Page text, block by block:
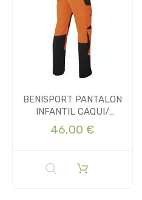
BENISPORT PANTALON
INFANTIL CAQUI/
NARANJA "SOT"
46,00 €